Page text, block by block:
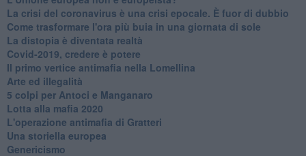
La crisi del coronavirus è una crisi epocale. È fuor di dubbio
Come trasformare l'ora più buia in una giornata di sole
​La distopia è diventata realtà
Covid-2019, credere è potere
Il primo vertice antimafia nella Lomellina
Arte ed illegalità
​5 colpi per Antoci e Manganaro
Lotta alla mafia 2020
L'operazione antimafia di Gratteri
Una storiella europea
Genericismo